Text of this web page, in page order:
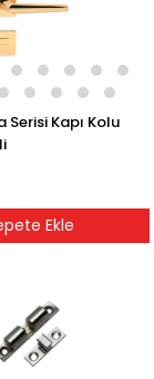
Serisi Kapı Kolu
Ekle